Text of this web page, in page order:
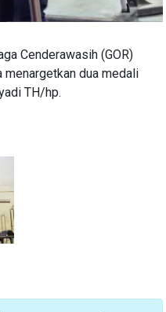
Cenderawasih (GOR)
dua medali
TH/hp.